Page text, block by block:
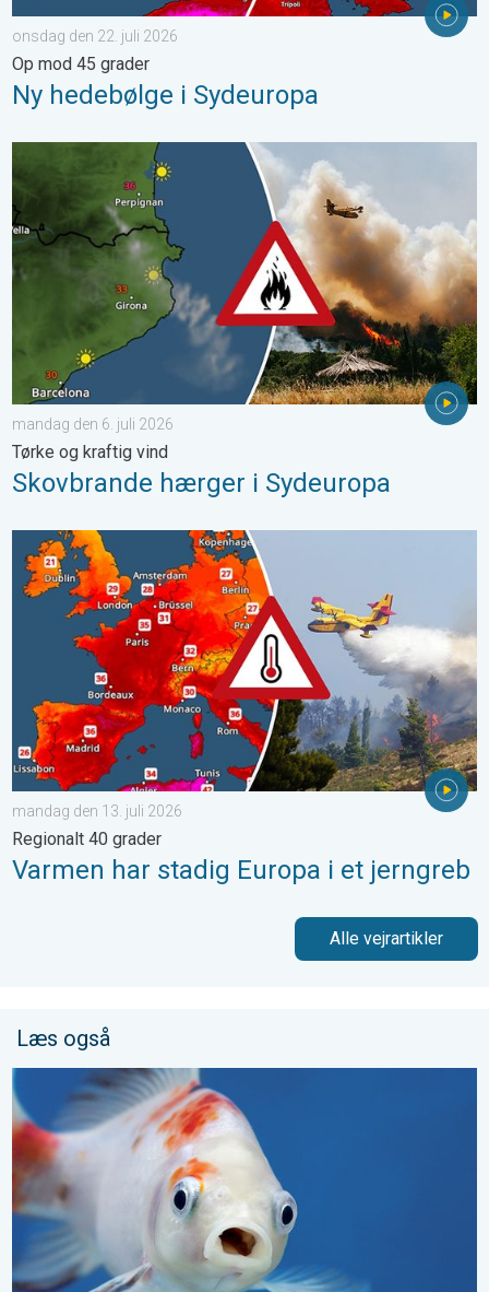
onsdag den 22. juli 2026
Op mod 45 grader
Ny hedebølge i Sydeuropa
Skovbrande hærger i Sydeuropa. Tørke og kraftig vind. . .
mandag den 6. juli 2026
Tørke og kraftig vind
Skovbrande hærger i Sydeuropa
Varmen har stadig Europa i et jerngreb. Regionalt 40 grader. .
mandag den 13. juli 2026
Regionalt 40 grader
Varmen har stadig Europa i et jerngreb
Alle vejrartikler
Læs også
Det regner med fisk og mytiske bølger. Vejrets vanvittige